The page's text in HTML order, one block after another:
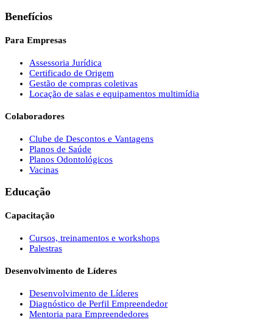
Benefícios
Para Empresas
Assessoria Jurídica
Certificado de Origem
Gestão de compras coletivas
Locação de salas e equipamentos multimídia
Colaboradores
Clube de Descontos e Vantagens
Planos de Saúde
Planos Odontológicos
Vacinas
Educação
Capacitação
Cursos, treinamentos e workshops
Palestras
Desenvolvimento de Líderes
Desenvolvimento de Líderes
Diagnóstico de Perfil Empreendedor
Mentoria para Empreendedores